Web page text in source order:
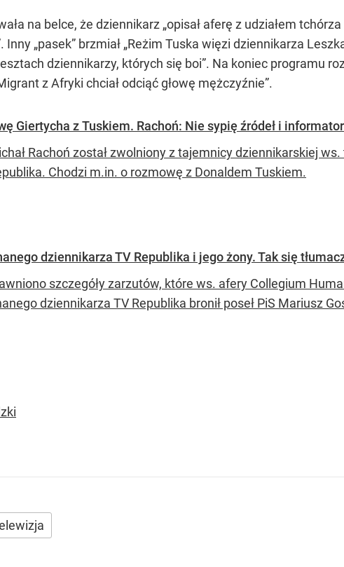
na belce, że dziennikarz „opisał aferę z udziałem
„pasek” brzmiał „Reżim Tuska więzi dziennikarza
dziennikarzy, których się boi”. Na koniec programu
z Afryki chciał odciąć głowę mężczyźnie”.
Giertycha z Tuskiem. Rachoń: Nie sypię źródeł i
Rachoń został zwolniony z tajemnicy dziennikarskiej
Chodzi m.in. o rozmowę z Donaldem Tuskiem.
dziennikarza TV Republika i jego żony. Tak się
szczegóły zarzutów, które ws. afery Collegium
dziennikarza TV Republika bronił poseł PiS Mariusz